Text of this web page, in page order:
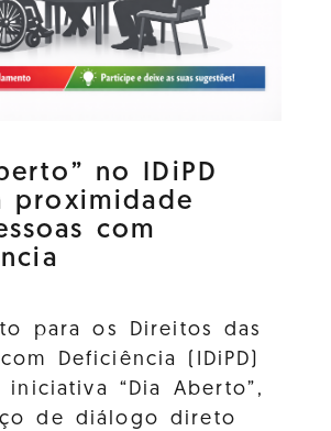
no IDiPD
proximidade
com
para os Direitos das
Deficiência (IDiPD)
iniciativa “Dia Aberto”,
de diálogo direto